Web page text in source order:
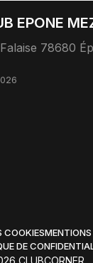
EPONE
78680
COOKIESMENTIONS
DE
CLUBCORNER